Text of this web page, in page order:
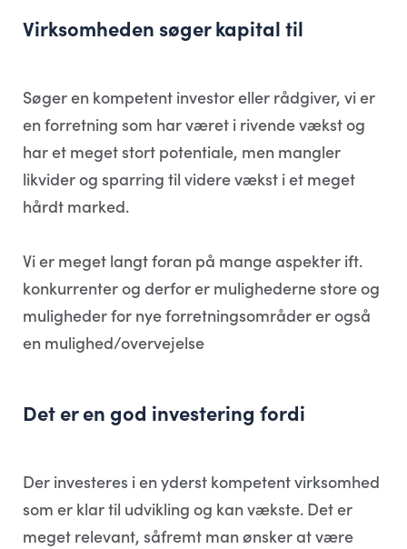
Virksomheden søger kapital til
Søger en kompetent investor eller rådgiver, vi er
en forretning som har været i rivende vækst og
har et meget stort potentiale, men mangler
likvider og sparring til videre vækst i et meget
hårdt marked.
Vi er meget langt foran på mange aspekter ift.
konkurrenter og derfor er mulighederne store og
muligheder for nye forretningsområder er også
en mulighed/overvejelse
Det er en god investering fordi
Der investeres i en yderst kompetent virksomhed
som er klar til udvikling og kan vækste. Det er
meget relevant, såfremt man ønsker at være